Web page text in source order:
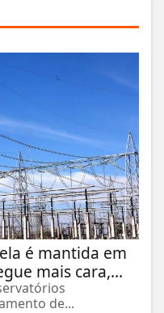
é mantida em
mais cara,...
de...